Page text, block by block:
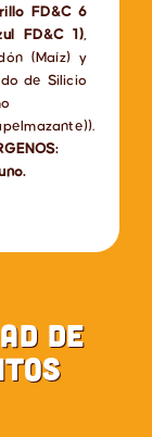
FD&C 6
FD&C 1),
(Maíz) y
de Silicio
de